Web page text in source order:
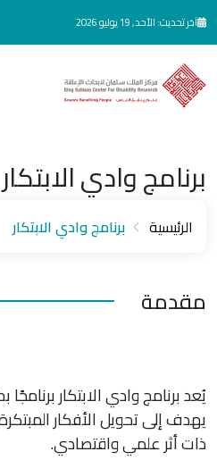
تجاوز إلى المحتوى الرئيسي
آخر تحديث: الأحد, 19 يوليو 2026
برنامج وادي الابتكار
الرئيسية برنامج وادي الابتكار
مقدمة
يُعد برنامج وادي الابتكار
يهدف إلى تحويل الأفكار
ذات أثر علمي واقتصادي.